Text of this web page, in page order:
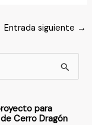
Entrada siguiente →
para
Cerro Dragón